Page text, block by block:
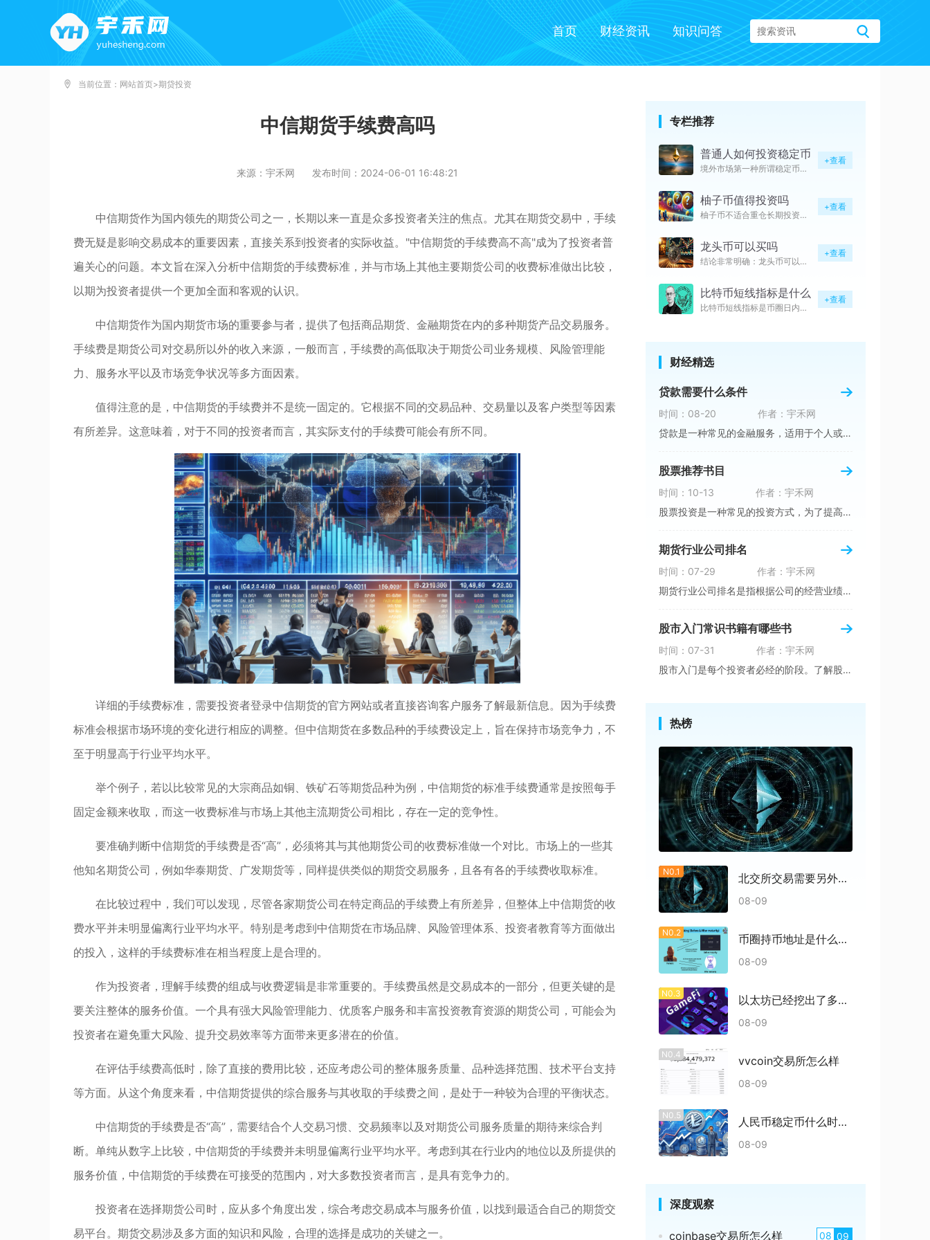
首页 财经资讯 知识问答
当前位置： 网站首页>期贷投资
中信期货手续费高吗
来源：宇禾网 发布时间：2024-06-01 16:48:21
中信期货作为国内领先的期货公司之一，长期以来一直是众多投资者关注的焦点。尤其在期货交易中，手续
费无疑是影响交易成本的重要因素，直接关系到投资者的实际收益。"中信期货的手续费高不高"成为了投资者普
遍关心的问题。本文旨在深入分析中信期货的手续费标准，并与市场上其他主要期货公司的收费标准做出比较，
以期为投资者提供一个更加全面和客观的认识。
中信期货作为国内期货市场的重要参与者，提供了包括商品期货、金融期货在内的多种期货产品交易服务。
手续费是期货公司对交易所以外的收入来源，一般而言，手续费的高低取决于期货公司业务规模、风险管理能
力、服务水平以及市场竞争状况等多方面因素。
值得注意的是，中信期货的手续费并不是统一固定的。它根据不同的交易品种、交易量以及客户类型等因素
有所差异。这意味着，对于不同的投资者而言，其实际支付的手续费可能会有所不同。
详细的手续费标准，需要投资者登录中信期货的官方网站或者直接咨询客户服务了解最新信息。因为手续费
标准会根据市场环境的变化进行相应的调整。但中信期货在多数品种的手续费设定上，旨在保持市场竞争力，不
至于明显高于行业平均水平。
举个例子，若以比较常见的大宗商品如铜、铁矿石等期货品种为例，中信期货的标准手续费通常是按照每手
固定金额来收取，而这一收费标准与市场上其他主流期货公司相比，存在一定的竞争性。
要准确判断中信期货的手续费是否“高”，必须将其与其他期货公司的收费标准做一个对比。市场上的一些其
他知名期货公司，例如华泰期货、广发期货等，同样提供类似的期货交易服务，且各有各的手续费收取标准。
在比较过程中，我们可以发现，尽管各家期货公司在特定商品的手续费上有所差异，但整体上中信期货的收
费水平并未明显偏离行业平均水平。特别是考虑到中信期货在市场品牌、风险管理体系、投资者教育等方面做出
的投入，这样的手续费标准在相当程度上是合理的。
作为投资者，理解手续费的组成与收费逻辑是非常重要的。手续费虽然是交易成本的一部分，但更关键的是
要关注整体的服务价值。一个具有强大风险管理能力、优质客户服务和丰富投资教育资源的期货公司，可能会为
投资者在避免重大风险、提升交易效率等方面带来更多潜在的价值。
在评估手续费高低时，除了直接的费用比较，还应考虑公司的整体服务质量、品种选择范围、技术平台支持
等方面。从这个角度来看，中信期货提供的综合服务与其收取的手续费之间，是处于一种较为合理的平衡状态。
中信期货的手续费是否“高”，需要结合个人交易习惯、交易频率以及对期货公司服务质量的期待来综合判
断。单纯从数字上比较，中信期货的手续费并未明显偏离行业平均水平。考虑到其在行业内的地位以及所提供的
服务价值，中信期货的手续费在可接受的范围内，对大多数投资者而言，是具有竞争力的。
投资者在选择期货公司时，应从多个角度出发，综合考虑交易成本与服务价值，以找到最适合自己的期货交
易平台。期货交易涉及多方面的知识和风险，合理的选择是成功的关键之一。
专栏推荐
普通人如何投资稳定币
境外市场第一种所谓稳定币投资方
+查看
柚子币值得投资吗
柚子币不适合重仓长期投资，仅适
+查看
龙头币可以买吗
结论非常明确：龙头币可以买入，
+查看
比特币短线指标是什么
比特币短线指标是币圈日内或超短
+查看
财经精选
贷款需要什么条件
时间：08-20
作者：宇禾网
贷款是一种常见的金融服务，适用于个人或企业在
股票推荐书目
时间：10-13
作者：宇禾网
股票投资是一种常见的投资方式，为了提高自己的
期货行业公司排名
时间：07-29
作者：宇禾网
期货行业公司排名是指根据公司的经营业绩、市场
股市入门常识书籍有哪些书
时间：07-31
作者：宇禾网
股市入门是每个投资者必经的阶段。了解股市入门
热榜
N0.1 北交所交易需要另外开户吗
08-09
N0.2 币圈持币地址是什么意思
08-09
N0.3 以太坊已经挖出了多少枚
08-09
N0.4 vvcoin交易所怎么样
08-09
N0.5 人民币稳定币什么时候发行
08-09
深度观察
coinbase交易所怎么样 08 09